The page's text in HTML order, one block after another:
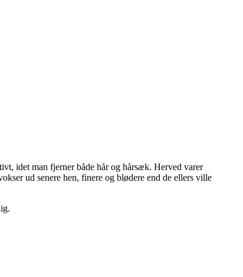
idet man fjerner både hår og hårsæk. Herved varer
ud senere hen, finere og blødere end de ellers ville